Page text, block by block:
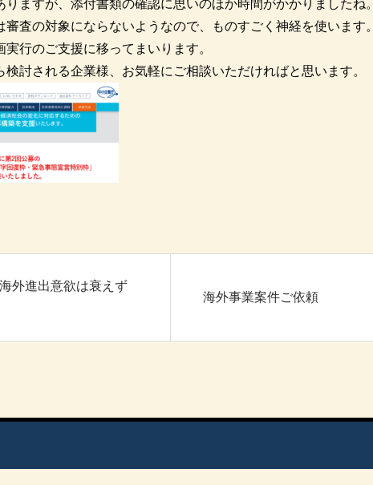
ますが、添付書類の確認に思いのほか時間がかかりましたね。
査の対象にならないようなので、ものすごく神経を使います。
行のご支援に移ってまいります。
討される企業様、お気軽にご相談いただければと思います。
外進出意欲は衰えず
海外事業案件ご依頼